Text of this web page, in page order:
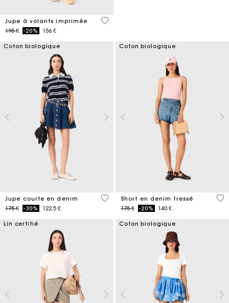
Jupe à volants imprimée
Price reduced from
195 €to-20% 156 €
4,8 out of 5 Customer Rating
Coton biologique
Jupe courte en denim
Price reduced from
175 €to-30% 122,5 €
4,5 out of 5 Customer Rating
Coton biologique
Short en denim tressé
Price reduced from
175 €to-20% 140 €
4,9
Lin certifié Coton biologique